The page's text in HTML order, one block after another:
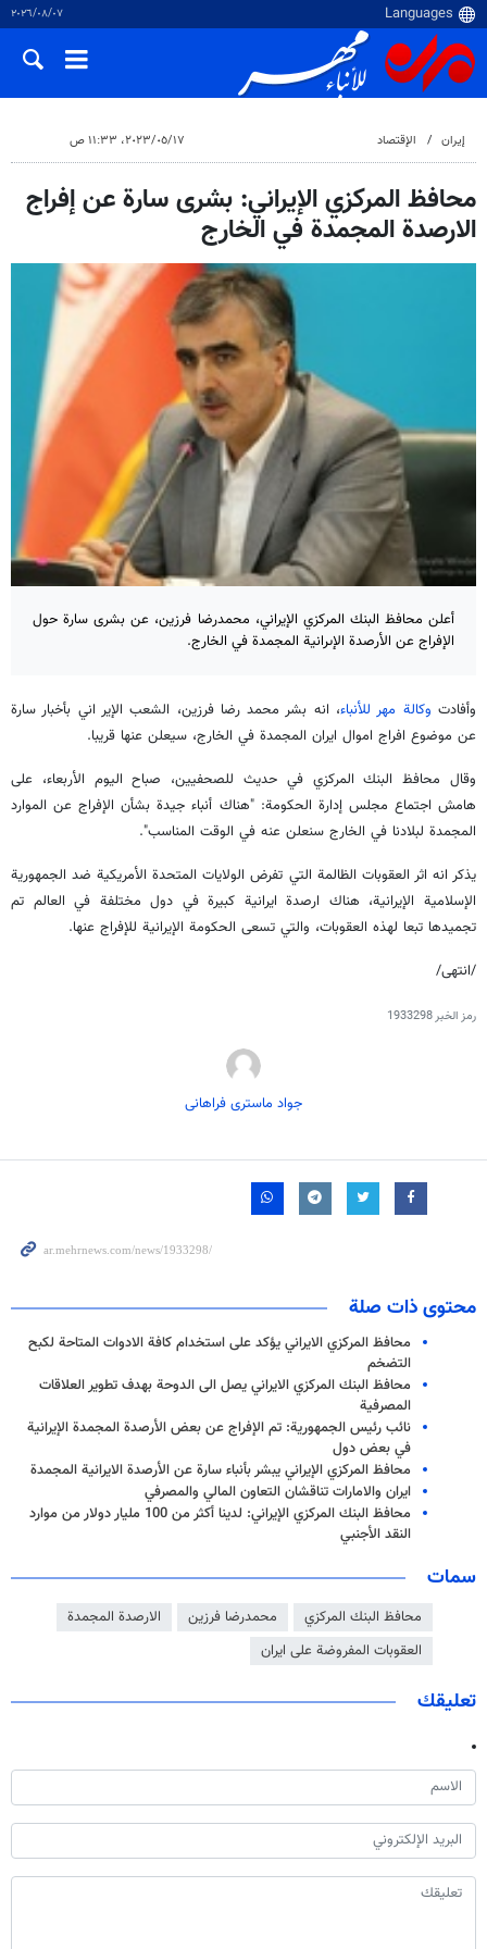
٠٧‏/٠٨‏/٢٠٢٦
إيران الإقتصاد ١٧‏/٠٥‏/٢٠٢٣، ١١:٣٣ ص
محافظ المركزي الإيراني: بشرى سارة عن إفراج
الارصدة المجمدة في الخارج
أعلن محافظ البنك المركزي الإيراني، محمدرضا فرزين، عن بشرى سارة حول
الإفراج عن الأرصدة الإىرانية المجمدة في الخارج.
وأفادت وكالة مهر للأنباء، انه بشر محمد رضا فرزين، الشعب الإير اني بأخبار سارة
عن موضوع افراج اموال ايران المجمدة في الخارج، سيعلن عنها قريبا.
وقال محافظ البنك المركزي في حديث للصحفيين، صباح اليوم الأربعاء، على
هامش اجتماع مجلس إدارة الحكومة: "هناك أنباء جيدة بشأن الإفراج عن الموارد
المجمدة لبلادنا في الخارج سنعلن عنه في الوقت المناسب".
يذكر انه اثر العقوبات الظالمة التي تفرض الولايات المتحدة الأمريكية ضد الجمهورية
الإسلامية الإيرانية، هناك ارصدة ايرانية كبيرة في دول مختلفة في العالم تم
تجميدها تبعا لهذه العقوبات، والتي تسعى الحكومة الإيرانية للإفراج عنها.
/انتهى/
رمز الخبر1933298
جواد ماستری فراهانی
محتوى ذات صلة
محافظ المركزي الايراني يؤكد على استخدام كافة الادوات المتاحة لكبح
التضخم
محافظ البنك المركزي الايراني يصل الى الدوحة بهدف تطوير العلاقات
المصرفية
نائب رئيس الجمهورية: تم الإفراج عن بعض الأرصدة المجمدة الإيرانية
في بعض دول
محافظ المركزي الإيراني يبشر بأنباء سارة عن الأرصدة الايرانية المجمدة
ایران والامارات تناقشان التعاون المالي والمصرفي
محافظ البنك المركزي الإيراني: لدينا أكثر من 100 مليار دولار من موارد
النقد الأجنبي
سمات
محافظ البنك المركزي محمدرضا فرزين
الارصدة المجمدة
العقوبات المفروضة على ايران
تعليقك